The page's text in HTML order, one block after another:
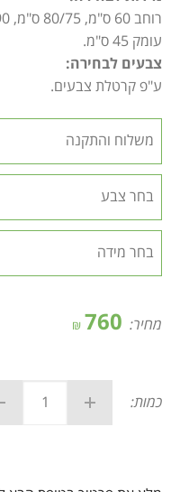
רוחב 60 ס"מ, 80/75 ס"מ, 100/90 ס"מ, 120 ס"מ //
עומק 45 ס"מ.
צבעים לבחירה:
ע"פ קרטלת צבעים.
מחיר: 760
₪
כמות: